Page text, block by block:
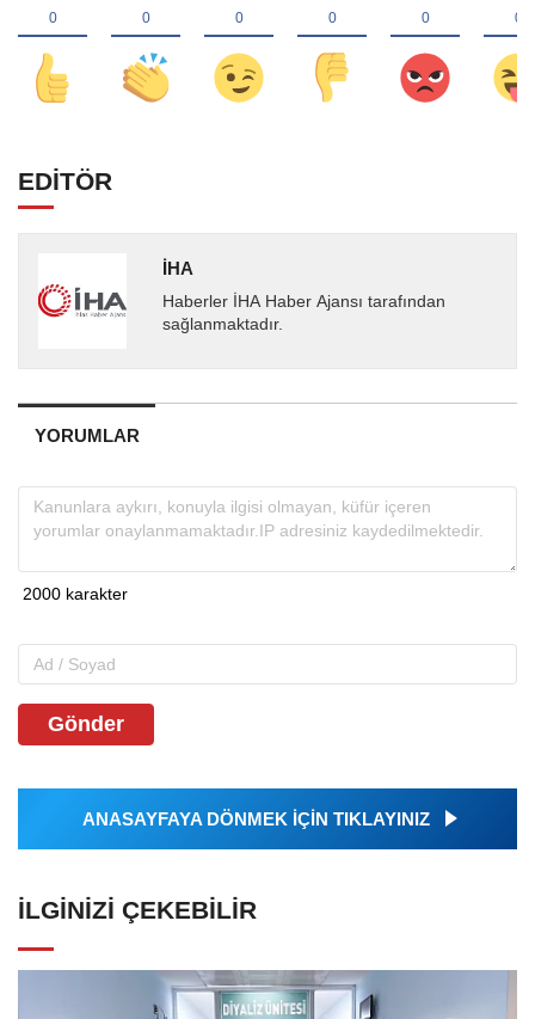
EDİTÖR
İHA
Haberler İHA Haber Ajansı tarafından
sağlanmaktadır.
YORUMLAR
Gönder
ANASAYFAYA DÖNMEK İÇİN TIKLAYINIZ
İLGINIZI ÇEKEBILIR